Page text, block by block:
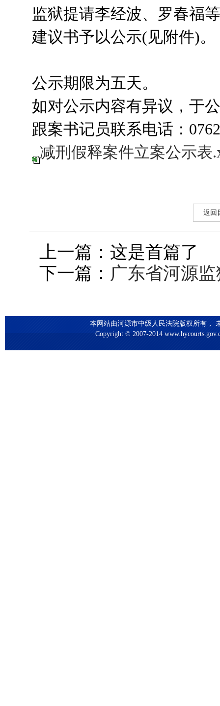
监狱提请李经波、罗春福
建议书予以公示(见附件)。
公示期限为五天。
如对公示内容有异议，于
跟案书记员联系电话：
减刑假释案件立案公示表
返回
上一篇：这是首篇了
下一篇： 广东省河源
本网站由河源市中级人民法院版权所有，
Copyright © 2007-2014